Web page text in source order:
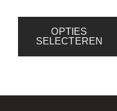
OPTIES
SELECTEREN